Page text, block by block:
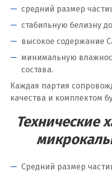
Чита
Щёлково
Электросталь
Ю
Югорск
Я
средний размер
стабильную белизну
высокое содержание
минимальную
состава.
Каждая партия
качества и комплектом
Технические
Средний размер